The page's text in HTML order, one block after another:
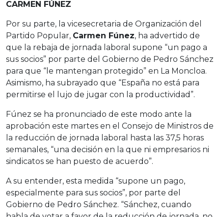
CARMEN FÚNEZ
Por su parte, la vicesecretaria de Organización del
Partido Popular, Carmen Fúnez, ha advertido de
que la rebaja de jornada laboral supone “un pago a
sus socios” por parte del Gobierno de Pedro Sánchez
para que “le mantengan protegido” en La Moncloa.
Asimismo, ha subrayado que “España no está para
permitirse el lujo de jugar con la productividad”.
Fúnez se ha pronunciado de este modo ante la
aprobación este martes en el Consejo de Ministros de
la reducción de jornada laboral hasta las 37,5 horas
semanales, “una decisión en la que ni empresarios ni
sindicatos se han puesto de acuerdo”.
A su entender, esta medida “supone un pago,
especialmente para sus socios”, por parte del
Gobierno de Pedro Sánchez. “Sánchez, cuando